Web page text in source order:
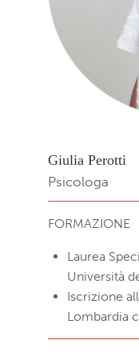
Giulia Perotti
Psicologa
FORMAZIONE
Laurea
Università
Iscrizione
Lombardia